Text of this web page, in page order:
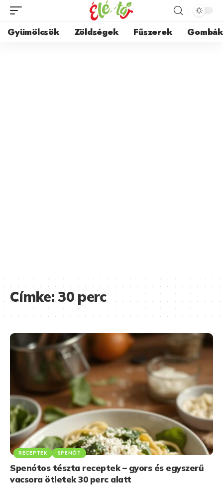
Gyümölcsök Zöldségek Fűszerek Gombák
Címke:30 perc
RECEPTEK SPENÓT
Spenótos tészta receptek – gyors és egyszerű
vacsora ötletek 30 perc alatt